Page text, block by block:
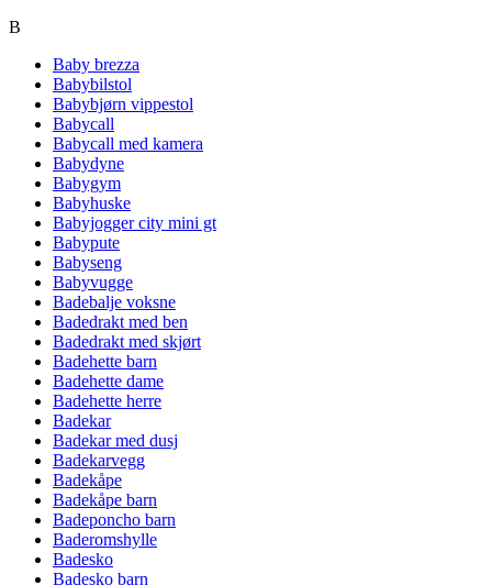
B
Baby brezza
Babybilstol
Babybjørn vippestol
Babycall
Babycall med kamera
Babydyne
Babygym
Babyhuske
Babyjogger city mini gt
Babypute
Babyseng
Babyvugge
Badebalje voksne
Badedrakt med ben
Badedrakt med skjørt
Badehette barn
Badehette dame
Badehette herre
Badekar
Badekar med dusj
Badekarvegg
Badekåpe
Badekåpe barn
Badeponcho barn
Baderomshylle
Badesko
Badesko barn